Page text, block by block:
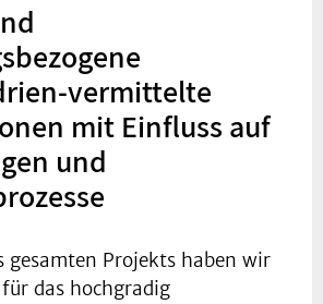
vermittelte
mit Einfluss auf
und
gesamten Projekts haben wir
das hochgradig